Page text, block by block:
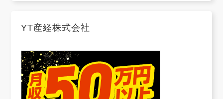
YT産経株式会社